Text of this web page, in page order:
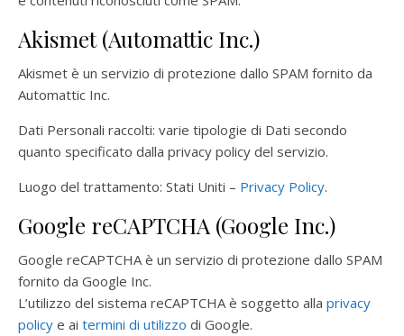
Akismet (Automattic Inc.)
Akismet è un servizio di protezione dallo SPAM fornito da
Automattic Inc.
Dati Personali raccolti: varie tipologie di Dati secondo
quanto specificato dalla privacy policy del servizio.
Luogo del trattamento: Stati Uniti – Privacy Policy.
Google reCAPTCHA (Google Inc.)
Google reCAPTCHA è un servizio di protezione dallo SPAM
fornito da Google Inc.
L’utilizzo del sistema reCAPTCHA è soggetto alla privacy
policy e ai termini di utilizzo di Google.